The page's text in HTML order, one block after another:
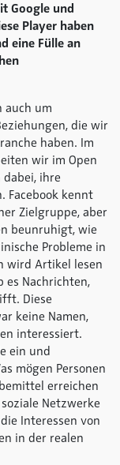
Google und
Player haben
eine Fülle an
auch um
die wir
haben. Im
wir im Open
ihre
Facebook kennt
Zielgruppe, aber
beunruhigt, wie
Probleme in
wird Artikel lesen
es Nachrichten,
Diese
keine Namen,
interessiert.
ein und
mögen Personen
erreichen
Netzwerke
Interessen von
in der realen